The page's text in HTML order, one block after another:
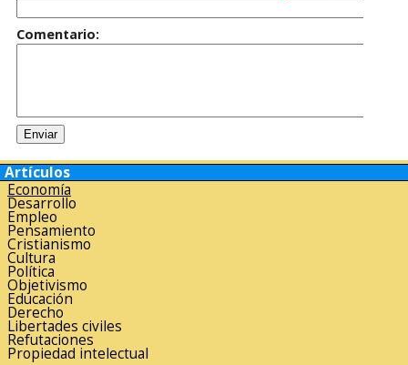
Comentario:
Artículos
Economía
Desarrollo
Empleo
Pensamiento
Cristianismo
Cultura
Política
Objetivismo
Educación
Derecho
Libertades civiles
Refutaciones
Propiedad intelectual